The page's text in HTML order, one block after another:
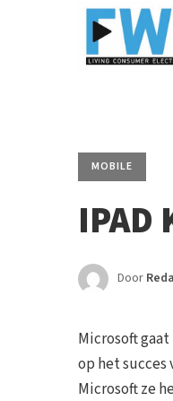
MOBILE
IPAD
Door
Microsoft
op het succes
Microsoft ze